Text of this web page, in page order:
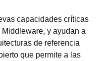
capacidades críticas
y ayudan a
de referencia
que permite a las